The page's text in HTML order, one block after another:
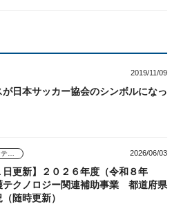
2019/11/09
が日本サッカー協会のシンボルになっ
お役立ちコンテンツ 2026/06/03
日更新】２０２６年度（令和８年
クノロジー関連補助事業 都道府県
随時更新）